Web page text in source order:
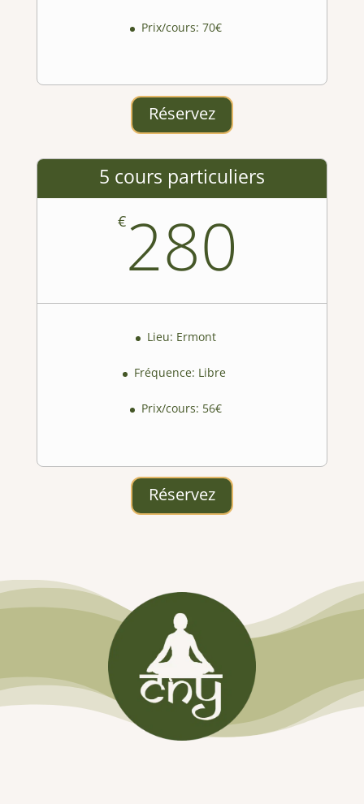
Prix/cours: 70€
Réservez
5 cours particuliers
€280
Lieu: Ermont
Fréquence: Libre
Prix/cours: 56€
Réservez